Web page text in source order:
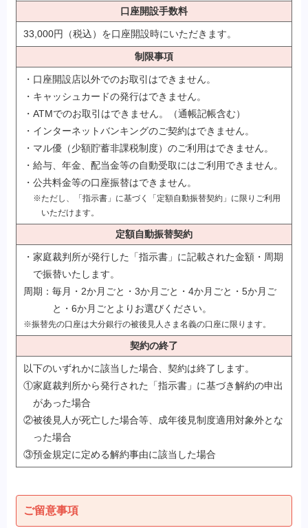
口座開設手数料
33,000円（税込）を口座開設時にいただきます。
制限事項
・口座開設店以外でのお取引はできません。
・キャッシュカードの発行はできません。
・ATMでのお取引はできません。（通帳記帳含む）
・インターネットバンキングのご契約はできません。
・マル優（少額貯蓄非課税制度）のご利用はできません。
・給与、年金、配当金等の自動受取にはご利用できません。
・公共料金等の口座振替はできません。
※ただし、「指示書」に基づく「定額自動振替契約」に限りご利用
いただけます。
定額自動振替契約
・家庭裁判所が発行した「指示書」に記載された金額・周期
で振替いたします。
周期：毎月・2か月ごと・3か月ごと・4か月ごと・5か月ご
と・6か月ごとよりお選びください。
※振替先の口座は大分銀行の被後見人さま名義の口座に限ります。
契約の終了
以下のいずれかに該当した場合、契約は終了します。
①家庭裁判所から発行された「指示書」に基づき解約の申出
があった場合
②被後見人が死亡した場合等、成年後見制度適用対象外とな
った場合
③預金規定に定める解約事由に該当した場合
ご留意事項